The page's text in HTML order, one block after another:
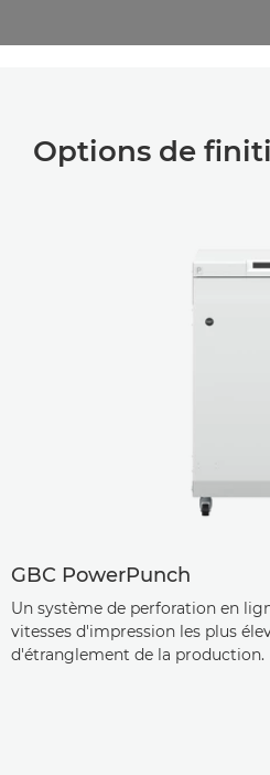
Options de
GBC PowerPunch
Un système de perforation en
vitesses d'impression les plus
d'étranglement de la production.